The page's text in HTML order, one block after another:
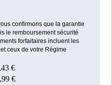
confirmons que la garantie
le remboursement sécurité
forfaitaires incluent les
ceux de votre Régime
€
€